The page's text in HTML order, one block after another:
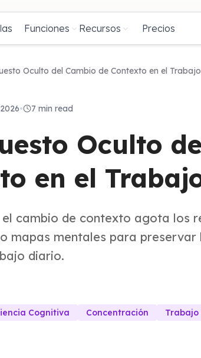
Funciones Recursos Precios
Oculto del Cambio de Contexto en el
• 7 min read
Oculto
en el
el cambio de contexto agota los
mapas mentales para
diario.
Cognitiva Concentración Trabajo